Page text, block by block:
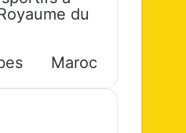
du
Maroc